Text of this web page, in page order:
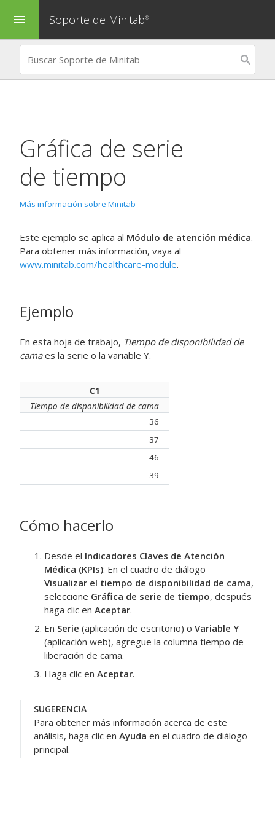
menu Soporte de Minitab®
Gráfica de serie
de tiempo
Más información sobre Minitab
Este ejemplo se aplica al Módulo de atención médica.
Para obtener más información, vaya al
www.minitab.com/healthcare-module.
Ejemplo
En esta hoja de trabajo, Tiempo de disponibilidad de
camaes la serie o la variable Y.
C1
Tiempo de disponibilidad de cama
36
37
46
39
Cómo hacerlo
Desde el Indicadores Claves de Atención
Médica (KPIs): En el cuadro de diálogo
Visualizar el tiempo de disponibilidad de cama,
seleccione Gráfica de serie de tiempo, después
haga clic en Aceptar.
En Serie (aplicación de escritorio) o Variable Y
(aplicación web), agregue la columna tiempo de
liberación de cama.
Haga clic en Aceptar.
SUGERENCIA
Para obtener más información acerca de este
análisis, haga clic en Ayuda en el cuadro de diálogo
principal.